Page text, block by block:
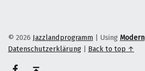
© 2026 Jazzlandprogramm Using Modern
Datenschutzerklärung
Back to top ↑